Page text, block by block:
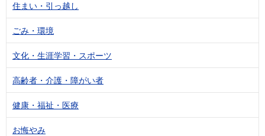
住まい・引っ越し
ごみ・環境
文化・生涯学習・スポーツ
高齢者・介護・障がい者
健康・福祉・医療
お悔やみ